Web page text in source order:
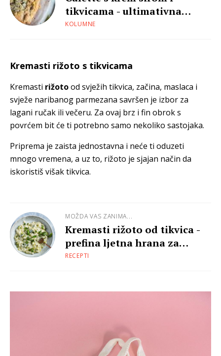
tikvicama - ultimativna
proljetna pita
KOLUMNE
Kremasti rižoto s tikvicama
Kremasti rižotood svježih tikvica, začina, maslaca i
svježe naribanog parmezana savršen je izbor za
lagani ručak ili večeru. Za ovaj brz i fin obrok s
povrćem bit će ti potrebno samo nekoliko sastojaka.
Priprema je zaista jednostavna i neće ti oduzeti
mnogo vremena, a uz to, rižoto je sjajan način da
iskoristiš višak tikvica.
MOŽDA VAS ZANIMA...
Kremasti rižoto od tikvica -
prefina ljetna hrana za
utjehu
RECEPTI